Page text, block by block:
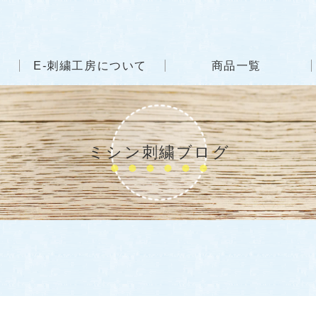
E-刺繍工房について 商品一覧
ミシン刺繍ブログ